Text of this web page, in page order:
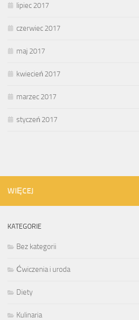
lipiec 2017
czerwiec 2017
maj 2017
kwiecień 2017
marzec 2017
styczeń 2017
WIĘCEJ
KATEGORIE
Bez kategorii
Ćwiczenia i uroda
Diety
Kulinaria